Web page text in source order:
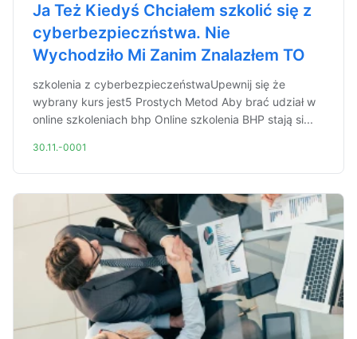
Ja Też Kiedyś Chciałem szkolić się z
cyberbezpieczństwa. Nie
Wychodziło Mi Zanim Znalazłem TO
szkolenia z cyberbezpieczeństwaUpewnij się że
wybrany kurs jest5 Prostych Metod Aby brać udział w
online szkoleniach bhp Online szkolenia BHP stają si...
30.11.-0001